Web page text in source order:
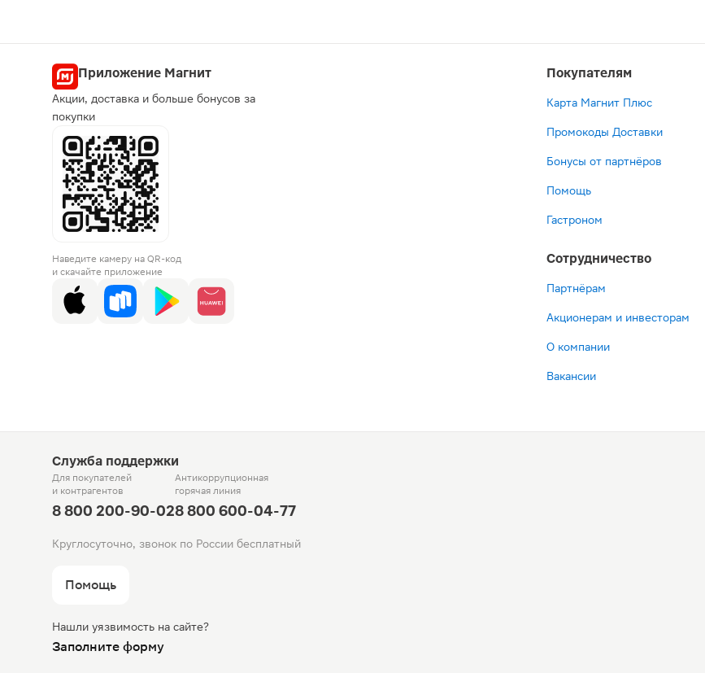
Приложение Магнит
Акции, доставка и больше бонусов за
покупки
Наведите камеру на QR-код
и скачайте приложение
Покупателям
Карта Магнит Плюс
Промокоды Доставки
Бонусы от партнёров
Помощь
Гастроном
Сотрудничество
Партнёрам
Акционерам и инвесторам
О компании
Вакансии
Служба поддержки
Для покупателей
и контрагентов
8 800 200-90-02
Антикоррупционная
горячая линия
8 800 600-04-77
Круглосуточно, звонок по России бесплатный
Помощь
Нашли уязвимость на сайте?
Заполните форму